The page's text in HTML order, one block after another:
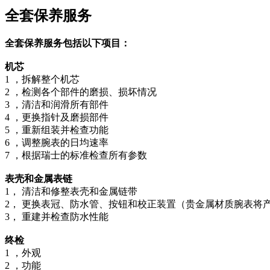
全套保养服务
全套保养服务包括以下项目：
机芯
1 ，拆解整个机芯
2 ，检测各个部件的磨损、损坏情况
3 ，清洁和润滑所有部件
4 ，更换指针及磨损部件
5 ，重新组装并检查功能
6 ，调整腕表的日均速率
7 ，根据瑞士的标准检查所有参数
表壳和金属表链
1， 清洁和修整表壳和金属链带
2， 更换表冠、防水管、按钮和校正装置（贵金属材质腕表将
3， 重建并检查防水性能
终检
1 ，外观
2 ，功能